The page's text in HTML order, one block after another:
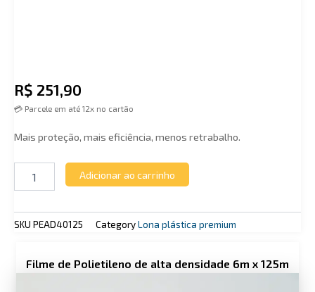
R$ 251,90
💳 Parcele em até 12x no cartão
Mais proteção, mais eficiência, menos retrabalho.
Adicionar ao carrinho
SKU PEAD40125 Category⁠Lona plástica premium
Filme de Polietileno de alta densidade 6m x 125m